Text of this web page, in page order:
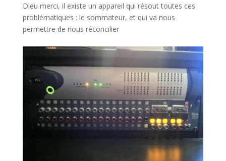
Dieu merci, il existe un appareil qui résout toutes ces
problématiques : le sommateur, et qui va nous
permettre de nous réconcilier